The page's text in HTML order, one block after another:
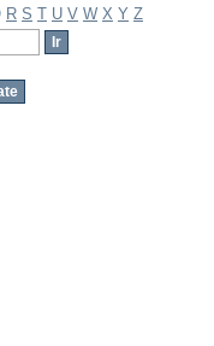
R S T U V W X Y Z